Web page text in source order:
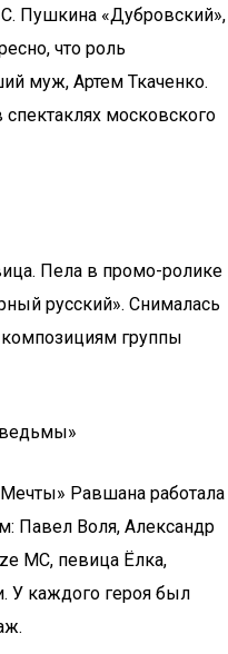
Пушкина «Дубровский»,
что роль
муж, Артем Ткаченко.
московского
Пела в промо-ролике
русский». Снималась
группы
Равшана работала
Павел Воля, Александр
MC, певица Ёлка,
У каждого героя был